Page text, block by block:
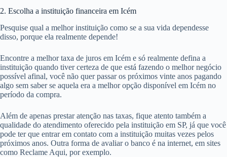
2. Escolha a instituição financeira em Icém
Pesquise qual a melhor instituição como se a sua vida dependesse
disso, porque ela realmente depende!
Encontre a melhor taxa de juros em Icém e só realmente defina a
instituição quando tiver certeza de que está fazendo o melhor negócio
possível afinal, você não quer passar os próximos vinte anos pagando
algo sem saber se aquela era a melhor opção disponível em Icém no
período da compra.
Além de apenas prestar atenção nas taxas, fique atento também a
qualidade do atendimento oferecido pela instituição em SP, já que você
pode ter que entrar em contato com a instituição muitas vezes pelos
próximos anos. Outra forma de avaliar o banco é na internet, em sites
como Reclame Aqui, por exemplo.